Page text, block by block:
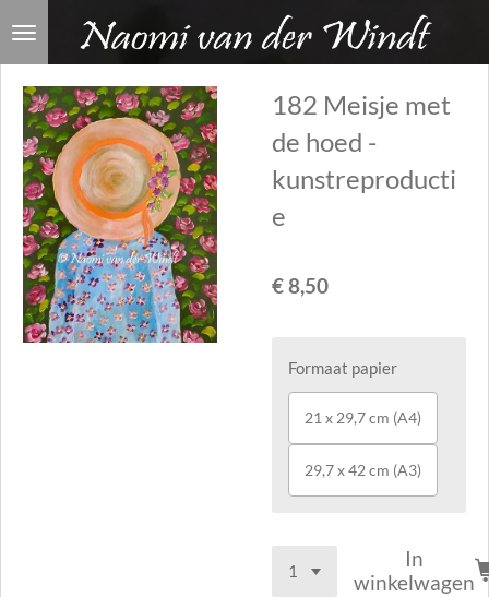
Ga
naar
de
hoofdinhoud
182 Meisje met
de hoed -
kunstreproducti
e
€ 8,50
Formaat papier
21 x 29,7 cm (A4)
29,7 x 42 cm (A3)
In
winkelwagen